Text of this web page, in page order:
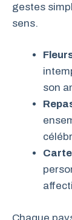
gestes
sens.
son